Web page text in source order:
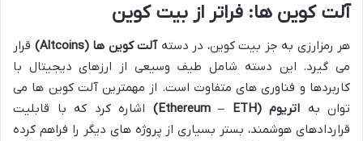
آلت کوین ها: فراتر از بیت کوین
هر رمزارزی به جز بیت کوین، در دستهآلت کوین ها (Altcoins)
قرار
می گیرد. این دسته شامل طیف وسیعی از ارزهای دیجیتال با
کاربردها و فناوری های متفاوت است. از مهمترین آلت کوین ها می
توان به اتریوم (Ethereum – ETH)
اشاره کرد که با قابلیت
قراردادهای هوشمند، بستر بسیاری از پروژه های دیگر را فراهم کرده